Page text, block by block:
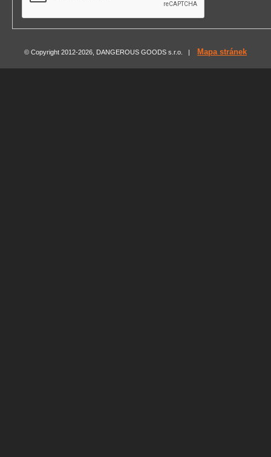
© Copyright 2012-2026, DANGEROUS GOODS s.r.o. | Mapa stránek